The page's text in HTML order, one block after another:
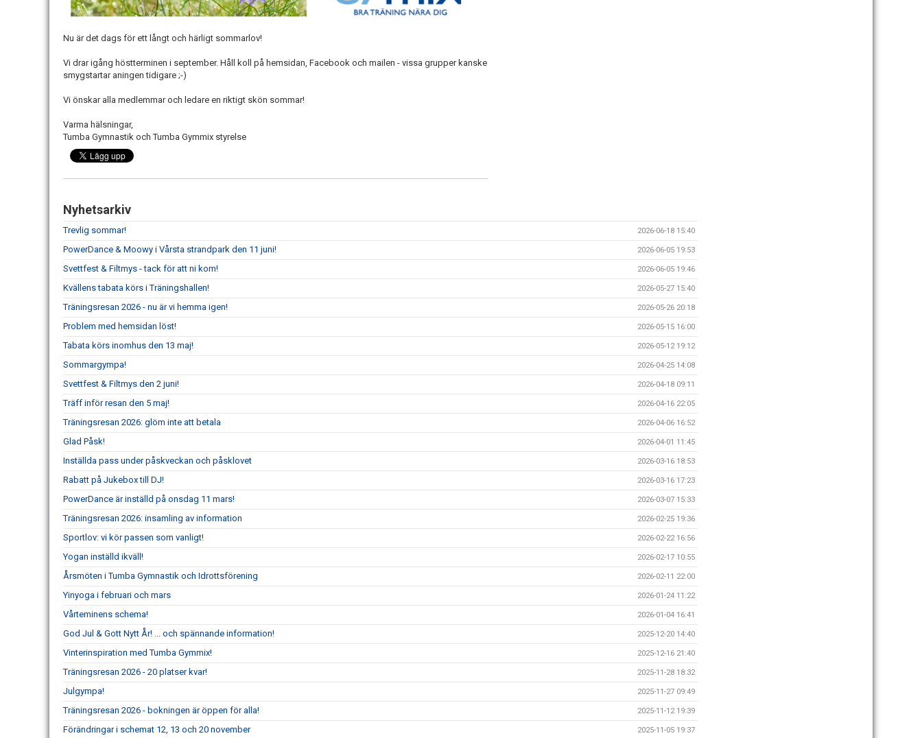
Nu är det dags för ett långt och härligt sommarlov!
Vi drar igång höstterminen i september. Håll koll på hemsidan, Facebook och mailen - vissa grupper kanske
smygstartar aningen tidigare ;-)
Vi önskar alla medlemmar och ledare en riktigt skön sommar!
Varma hälsningar,
Tumba Gymnastik och Tumba Gymmix styrelse
Nyhetsarkiv
Trevlig sommar! 2026-06-18 15:40
PowerDance & Moowy i Vårsta strandpark den 11 juni! 2026-06-05 19:53
Svettfest & Filtmys - tack för att ni kom! 2026-06-05 19:46
Kvällens tabata körs i Träningshallen! 2026-05-27 15:40
Träningsresan 2026 - nu är vi hemma igen! 2026-05-26 20:18
Problem med hemsidan löst! 2026-05-15 16:00
Tabata körs inomhus den 13 maj! 2026-05-12 19:12
Sommargympa! 2026-04-25 14:08
Svettfest & Filtmys den 2 juni! 2026-04-18 09:11
Träff inför resan den 5 maj! 2026-04-16 22:05
Träningsresan 2026: glöm inte att betala 2026-04-06 16:52
Glad Påsk! 2026-04-01 11:45
Inställda pass under påskveckan och påsklovet 2026-03-16 18:53
Rabatt på Jukebox till DJ! 2026-03-16 17:23
PowerDance är inställd på onsdag 11 mars! 2026-03-07 15:33
Träningsresan 2026: insamling av information 2026-02-25 19:36
Sportlov: vi kör passen som vanligt! 2026-02-22 16:56
Yogan inställd ikväll! 2026-02-17 10:55
Årsmöten i Tumba Gymnastik och Idrottsförening 2026-02-11 22:00
Yinyoga i februari och mars 2026-01-24 11:22
Vårteminens schema! 2026-01-04 16:41
God Jul & Gott Nytt År! ... och spännande information! 2025-12-20 14:40
Vinterinspiration med Tumba Gymmix! 2025-12-16 21:40
Träningsresan 2026 - 20 platser kvar! 2025-11-28 18:32
Julgympa! 2025-11-27 09:49
Träningsresan 2026 - bokningen är öppen för alla! 2025-11-12 19:39
Förändringar i schemat 12, 13 och 20 november 2025-11-05 19:37